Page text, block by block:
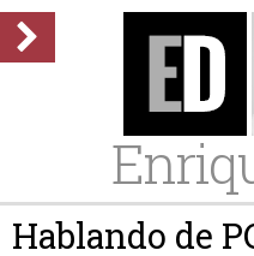
Hablando de